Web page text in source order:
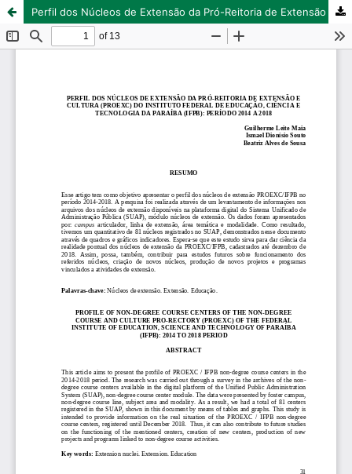
Perfil dos Núcleos de Extensão da Pró-Reitoria de Extensão e Cultura (PROEXC) do Instituto Federal de Educação, Ciência e Tecnologia da Paraíba (IFPB): período 2014 a 2018